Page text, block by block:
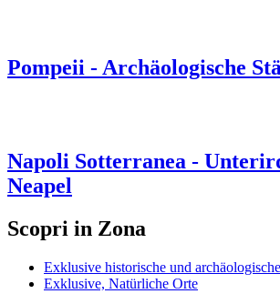
Pompeii - Archäologische
Napoli Sotterranea -
Neapel
Scopri in Zona
Exklusive historische und
Exklusive, Natürliche Orte